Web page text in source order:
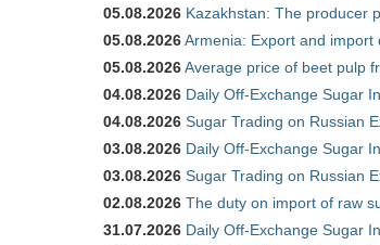
05.08.2026 Kazakhstan: The producer
05.08.2026Armenia: Export and
05.08.2026Average price of beet pulp
04.08.2026 Daily Off-Exchange Sugar
04.08.2026 Sugar Trading on Russian
03.08.2026 Daily Off-Exchange Sugar
03.08.2026 Sugar Trading on Russian
02.08.2026 The duty on import of raw
31.07.2026 Daily Off-Exchange Sugar